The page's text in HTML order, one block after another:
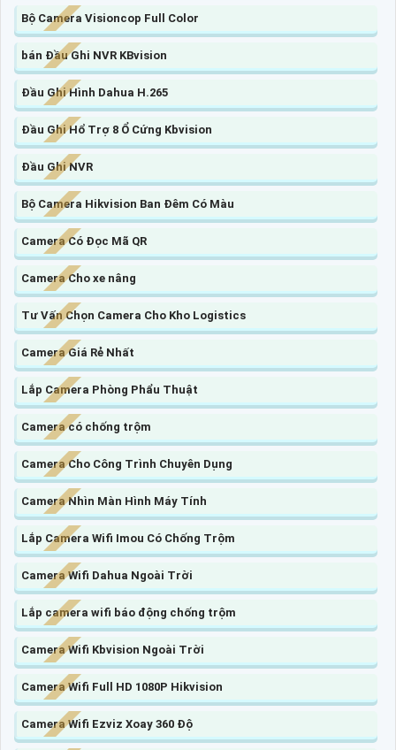
Bộ Camera Visioncop Full Color
bán Đầu Ghi NVR KBvision
Đầu Ghi Hình Dahua H.265
Đầu Ghi Hổ Trợ 8 Ổ Cứng Kbvision
Đầu Ghi NVR
Bộ Camera Hikvision Ban Đêm Có Màu
Camera Có Đọc Mã QR
Camera Cho xe nâng
Tư Vấn Chọn Camera Cho Kho Logistics
Camera Giá Rẻ Nhất
Lắp Camera Phòng Phẩu Thuật
Camera có chống trộm
Camera Cho Công Trình Chuyên Dụng
Camera Nhìn Màn Hình Máy Tính
Lắp Camera Wifi Imou Có Chống Trộm
Camera Wifi Dahua Ngoài Trời
Lắp camera wifi báo động chống trộm
Camera Wifi Kbvision Ngoài Trời
Camera Wifi Full HD 1080P Hikvision
Camera Wifi Ezviz Xoay 360 Độ